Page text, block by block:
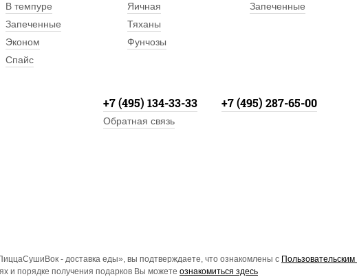
В темпуре
Запеченные
Эконом
Спайс
Яичная
Тяханы
Фунчозы
Запеченные
+7 (495) 134-33-33 +7 (495) 287-65-00
Обратная связь
- доставка еды», вы подтверждаете, что ознакомлены с
и порядке получения подарков Вы можете ознакомиться здесь